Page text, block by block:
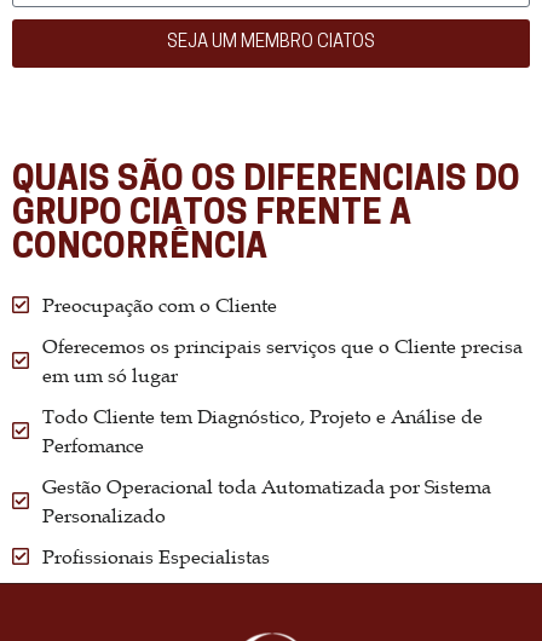
SEJA UM MEMBRO CIATOS
QUAIS SÃO OS DIFERENCIAIS DO
GRUPO CIATOS FRENTE A
CONCORRÊNCIA
Preocupação com o Cliente
Oferecemos os principais serviços que o Cliente precisa
em um só lugar
Todo Cliente tem Diagnóstico, Projeto e Análise de
Perfomance
Gestão Operacional toda Automatizada por Sistema
Personalizado
Profissionais Especialistas